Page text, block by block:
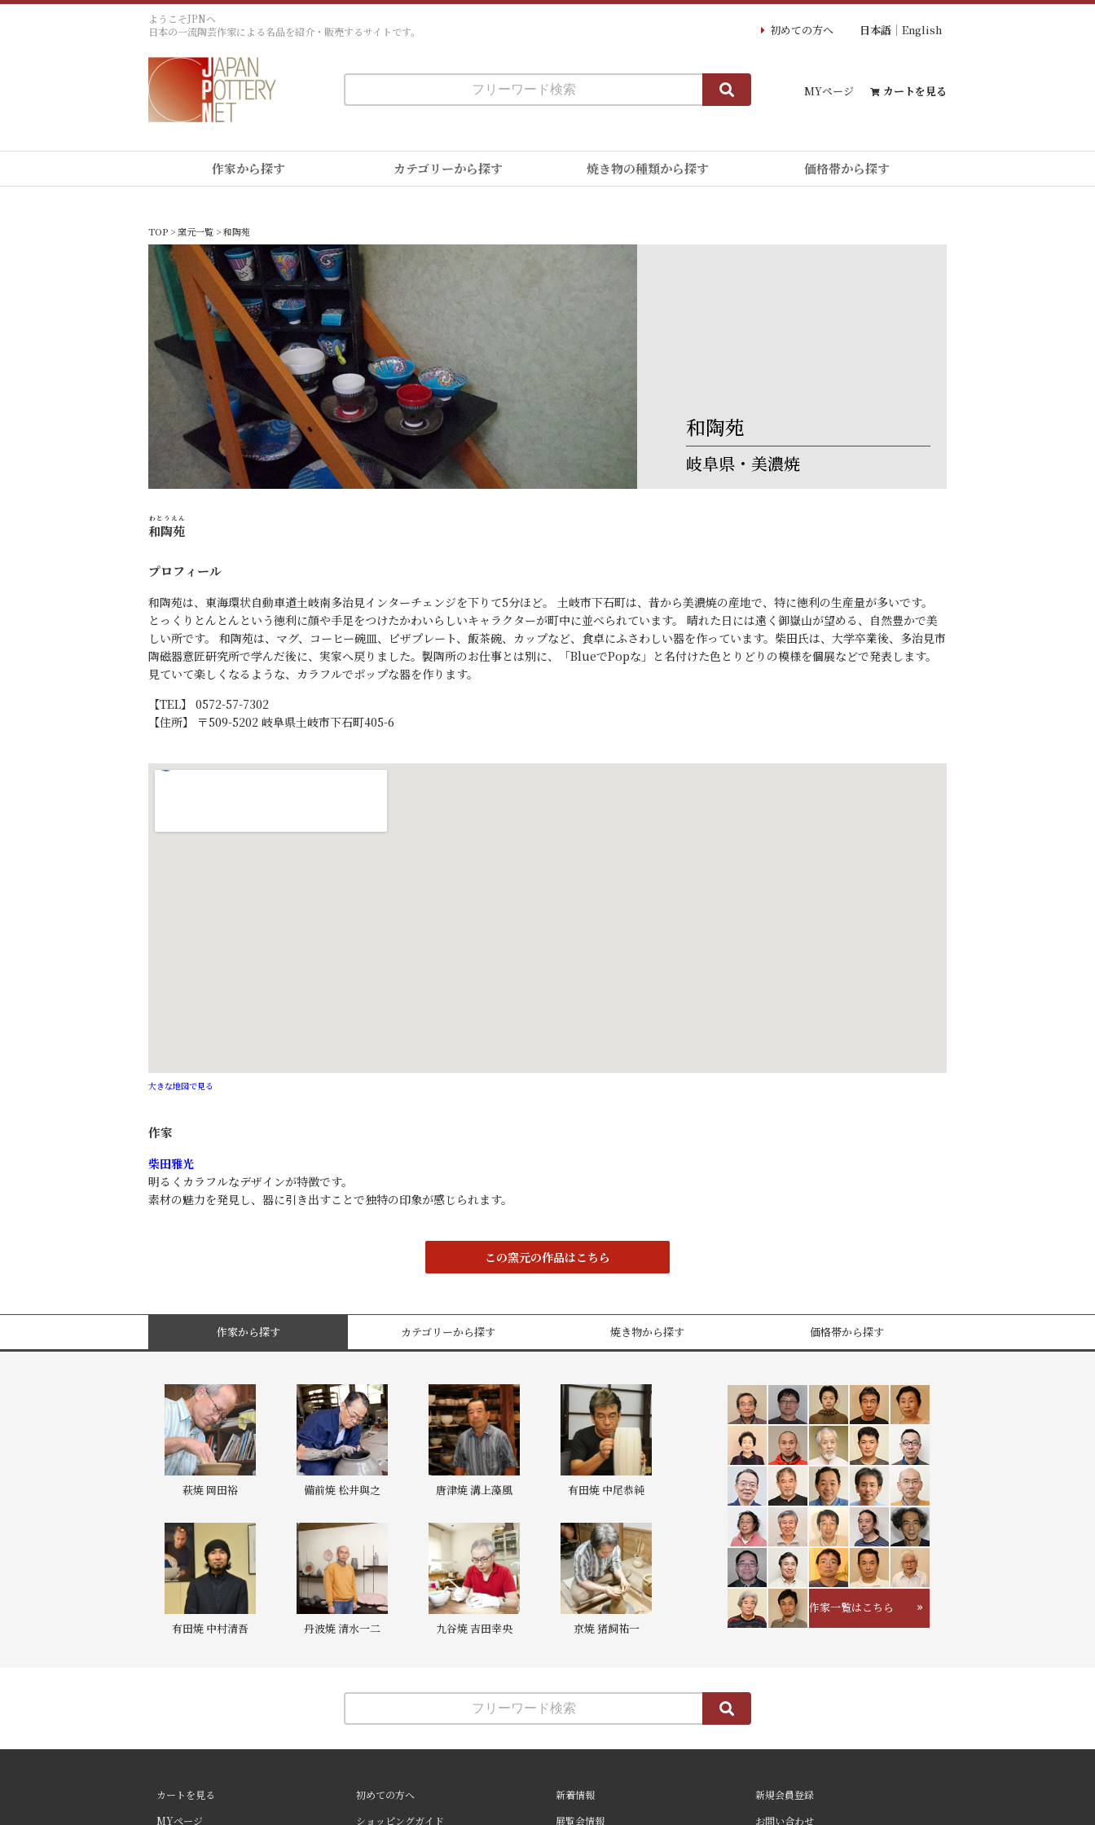
ようこそJPNへ
日本の一流陶芸作家による名品を紹介・販売するサイトです。
初めての方へ 日本語 English
MYページ カートを見る
作家から探す カテゴリーから探す 焼き物の種類から探す 価格帯から探す
TOP >窯元一覧 > 和陶苑
和陶苑
岐阜県・美濃焼
和陶苑
わとうえん
プロフィール
和陶苑は、東海環状自動車道土岐南多治見インターチェンジを下りて5分ほど。 土岐市下石町は、昔から美濃焼の産地で、特に徳利の生産量が多いです。
とっくりとんとんという徳利に顔や手足をつけたかわいらしいキャラクターが町中に並べられています。 晴れた日には遠く御嶽山が望める、自然豊かで美
しい所です。 和陶苑は、マグ、コーヒー碗皿、ピザプレート、飯茶碗、カップなど、食卓にふさわしい器を作っています。柴田氏は、大学卒業後、多治見市
陶磁器意匠研究所で学んだ後に、実家へ戻りました。製陶所のお仕事とは別に、「BlueでPopな」と名付けた色とりどりの模様を個展などで発表します。
見ていて楽しくなるような、カラフルでポップな器を作ります。
【TEL】 0572-57-7302
【住所】 〒509-5202 岐阜県土岐市下石町405-6
大きな地図で見る
作家
柴田雅光
明るくカラフルなデザインが特徴です。
素材の魅力を発見し、器に引き出すことで独特の印象が感じられます。
この窯元の作品はこちら
作家から探す カテゴリーから探す 焼き物から探す 価格帯から探す
萩焼 岡田裕 備前焼 松井與之 唐津焼 溝上藻風 有田焼 中尾恭純
有田焼 中村清吾 丹波焼 清水一二 九谷焼 吉田幸央 京焼 猪飼祐一
作家一覧はこちら
カートを見る
MYページ
初めての方へ
ショッピングガイド
新着情報
展覧会情報
新規会員登録
お問い合わせ